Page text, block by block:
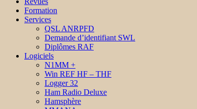
Formation
Services
QSL ANRPFD
Demande d’identifiant SWL
Diplômes RAF
Logiciels
N1MM +
Win REF HF – THF
Logger 32
Ham Radio Deluxe
Hamsphère